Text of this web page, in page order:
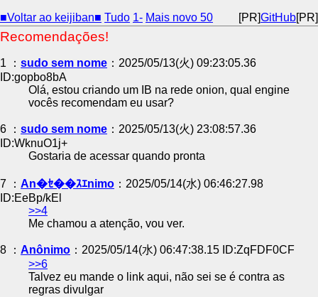
■Voltar ao keijiban■ Tudo 1- Mais novo 50 [PR]GitHub[PR]
Recomendações!
1 ： sudo sem nome ：2025/05/13(火) 09:23:05.36
ID:gopbo8bA
Olá, estou criando um IB na rede onion, qual engine
vocês recomendam eu usar?
6 ： sudo sem nome ：2025/05/13(火) 23:08:57.36
ID:WknuO1j+
Gostaria de acessar quando pronta
7 ： An�ｾ��ｽｴnimo ：2025/05/14(水) 06:46:27.98
ID:EeBp/kEl
>>4
Me chamou a atenção, vou ver.
8 ： Anônimo ：2025/05/14(水) 06:47:38.15 ID:ZqFDF0CF
>>6
Talvez eu mande o link aqui, não sei se é contra as
regras divulgar